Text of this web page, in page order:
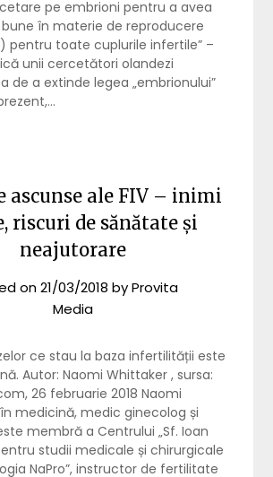
pe embrioni pentru a avea
în materie de reproducere
pentru toate cuplurile infertile” –
unii cercetători olandezi
de a extinde legea „embrionului”
ascunse ale FIV – inimi
riscuri de sănătate și
neajutorare
on21/03/2018 byProvita
Media
ce stau la baza infertilității este
Autor: Naomi Whittaker , sursa:
26 februarie 2018 Naomi
medicină, medic ginecolog și
membră a Centrului „Sf. Ioan
studii medicale și chirurgicale
NaPro”, instructor de fertilitate